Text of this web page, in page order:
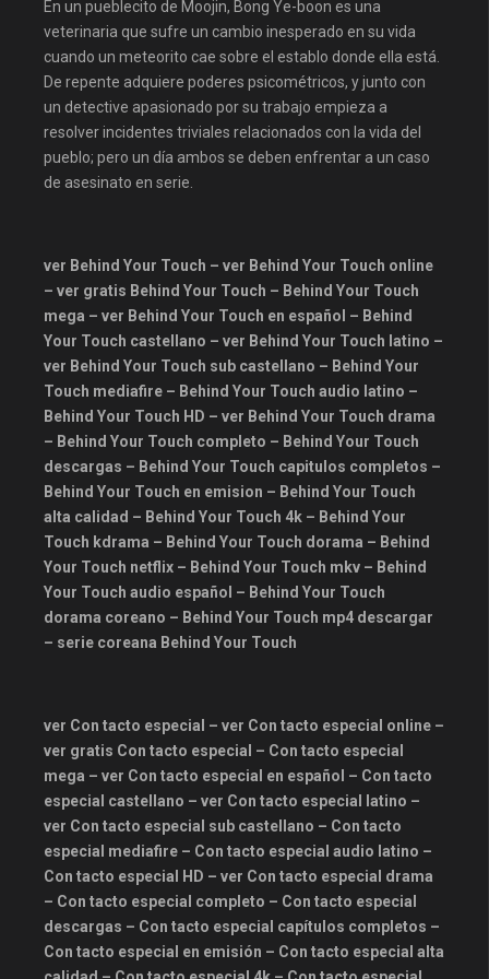
dramasparaveronline
estrenosdoramas fastdrama
HBO iflix justwatch
latinohd max mhdflix
prime video Romance
serie coreana Series24
tokyvideo ultrapelishd
verdoramasflixpuedesonlinetv
VIKI vikitv Yandispoiler
En un pueblecito de Moojin, Bong Ye-boon es una
veterinaria que sufre un cambio inesperado en su vida
cuando un meteorito cae sobre el establo donde ella está.
De repente adquiere poderes psicométricos, y junto con
un detective apasionado por su trabajo empieza a
resolver incidentes triviales relacionados con la vida del
pueblo; pero un día ambos se deben enfrentar a un caso
de asesinato en serie.
ver Behind Your Touch – ver Behind Your Touch online
– ver gratis Behind Your Touch – Behind Your Touch
mega – ver Behind Your Touch en español – Behind
Your Touch castellano – ver Behind Your Touch latino –
ver Behind Your Touch sub castellano – Behind Your
Touch mediafire – Behind Your Touch audio latino –
Behind Your Touch HD – ver Behind Your Touch drama
– Behind Your Touch completo – Behind Your Touch
descargas – Behind Your Touch capitulos completos –
Behind Your Touch en emision – Behind Your Touch
alta calidad – Behind Your Touch 4k – Behind Your
Touch kdrama – Behind Your Touch dorama – Behind
Your Touch netflix – Behind Your Touch mkv – Behind
Your Touch audio español – Behind Your Touch
dorama coreano – Behind Your Touch mp4 descargar
– serie coreana Behind Your Touch
ver Con tacto especial – ver Con tacto especial online –
ver gratis Con tacto especial – Con tacto especial
mega – ver Con tacto especial en español – Con tacto
especial castellano – ver Con tacto especial latino –
ver Con tacto especial sub castellano – Con tacto
especial mediafire – Con tacto especial audio latino –
Con tacto especial HD – ver Con tacto especial drama
– Con tacto especial completo – Con tacto especial
descargas – Con tacto especial capítulos completos –
Con tacto especial en emisión – Con tacto especial alta